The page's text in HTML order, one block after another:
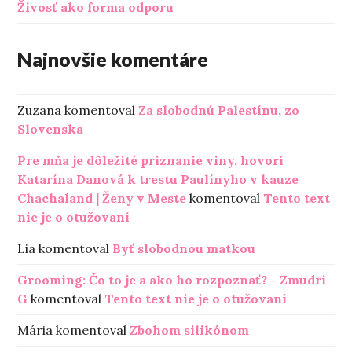
Živosť ako forma odporu
Najnovšie komentáre
Zuzana komentoval Za slobodnú Palestínu, zo
Slovenska
Pre mňa je dôležité priznanie viny, hovorí
Katarína Danová k trestu Paulínyho v kauze
Chachaland | Ženy v Meste komentoval Tento text
nie je o otužovaní
Lia komentoval Byť slobodnou matkou
Grooming: Čo to je a ako ho rozpoznať? - Zmudri
G komentoval Tento text nie je o otužovaní
Mária komentoval Zbohom silikónom